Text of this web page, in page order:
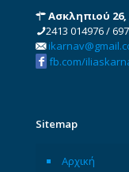
Ασκληπιού 26,
2413 014976/
fb.com/
Sitemap
Αρχική